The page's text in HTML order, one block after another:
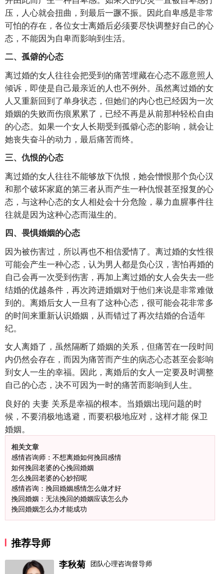
压，人心就会扭曲，到最后一蹶不振。因此自卑感是非常
可怕的存在，各位女士离婚后必须要尽快调整好自己的心
态，不能因为自卑而影响到生活。
二、孤僻的心态
离过婚的女人往往会把受到的痛苦埋藏在心态不愿意照人
倾诉，即使是自己最亲近的人也不例外。虽然离过婚的女
人又重新回到了单身状态，但她们的内心也已经因为一次
婚姻的失败而伤痕累累了，已经不再是从前那种轻松自由
的心态。如果一个女人长期受到孤僻心态的影响，就会让
她丧失奋斗的动力，最后痛苦而终。
三、仇恨的心态
离过婚的女人往往不能够放下仇恨，她会憎恨那个负心汉
和那个破坏家庭的第三者从而产生一种仇恨甚至报复的心
态，与这种心态的女人相处会十分危险，暴力血腥事件往
往就是因为这种心态而滋生的。
四、畏惧婚姻的心态
因为被伤害过，所以再也不相信爱情了。离过婚的女性很
可能会产生一种心态，认为男人都是负心汉，害怕再婚的
自己会再一次受到伤害，再加上离过婚的女人会失去一些
结婚的优越条件，再次跨进婚姻对于他们来说是非常难做
到的。离婚后女人一旦有了这种心态，很可能会花非常多
的时间来重新认识婚姻，从而错过了再次结婚的合适年
纪。
女人离婚了，虽然隔断了婚姻的关系，但痛苦在一段时间
内仍然会存在，而因为痛苦而产生的病态心态甚至会影响
到女人一生的幸福。因此，离婚后的女人一定要及时调整
自己的心态，决不可因为一时的痛苦而影响到人生。
良好的 夫妻 关系是幸福的根本。当婚姻出现问题的时
候，不要消极地逃避，而要积极地应对，这样才能 保卫
婚姻。
相关文章
感情咨询师：不想离婚如何挽回感情
如何挽回老婆的心挽回婚姻
怎么挽回老婆的心妙招呢
感情咨询：挽回婚姻感情怎么做才好
挽回婚姻：无法挽回的婚姻应该怎么办
挽回婚姻怎么办才能成功
推荐导师
李秋菊 团队心理咨询督导师